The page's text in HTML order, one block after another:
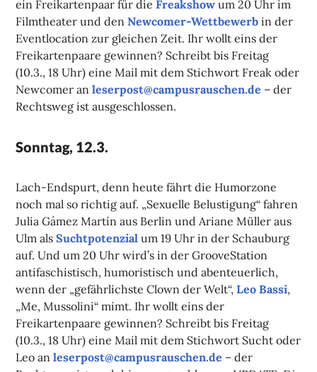
ein Freikartenpaar für dieFreakshow um 20 Uhr im
Filmtheater und denNewcomer-Wettbewerb in der
Eventlocation zur gleichen Zeit. Ihr wollt eins der
Freikartenpaare gewinnen? Schreibt bis Freitag
(10.3., 18 Uhr) eine Mail mit dem Stichwort Freak oder
Newcomer anleserpost@campusrauschen.de – der
Rechtsweg ist ausgeschlossen.
Sonntag, 12.3.
Lach-Endspurt, denn heute fährt die Humorzone
noch mal so richtig auf. „Sexuelle Belustigung“ fahren
Julia Gámez Martín aus Berlin und Ariane Müller aus
Ulm alsSuchtpotenzial um 19 Uhr in der Schauburg
auf. Und um 20 Uhr wird’s in der GrooveStation
antifaschistisch, humoristisch und abenteuerlich,
wenn der „gefährlichste Clown der Welt“,Leo Bassi,
„Me, Mussolini“ mimt. Ihr wollt eins der
Freikartenpaare gewinnen? Schreibt bis Freitag
(10.3., 18 Uhr) eine Mail mit dem Stichwort Sucht oder
Leo anleserpost@campusrauschen.de – der